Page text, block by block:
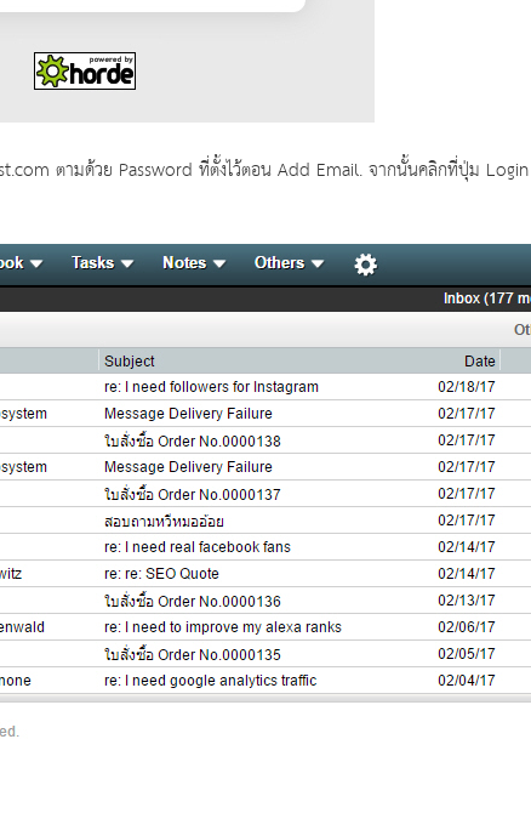
ตามด้วย Password ที่ตั้งไว้ตอน Add Email. จากนั้นคลิกที่ปุ่ม